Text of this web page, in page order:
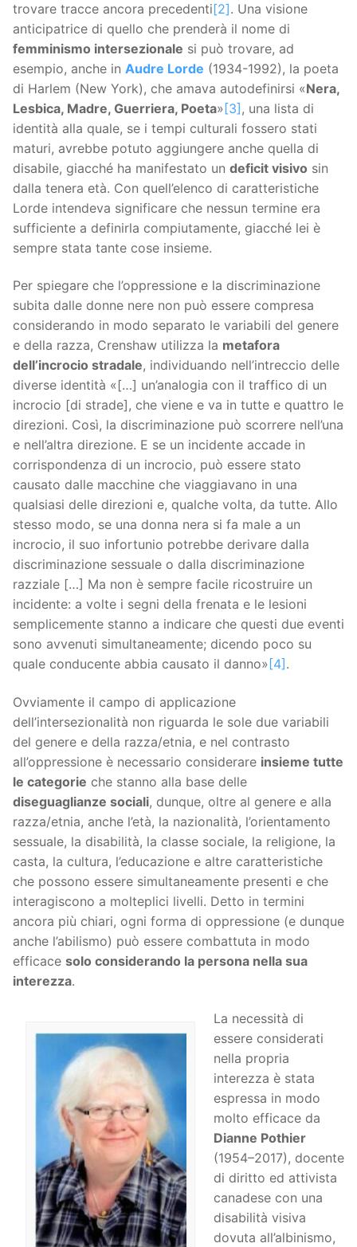
trovare tracce ancora precedenti[2]. Una visione
anticipatrice di quello che prenderà il nome di
femminismo intersezionale si può trovare, ad
esempio, anche in Audre Lorde (1934-1992), la poeta
di Harlem (New York), che amava autodefinirsi «Nera,
Lesbica, Madre, Guerriera, Poeta»[3], una lista di
identità alla quale, se i tempi culturali fossero stati
maturi, avrebbe potuto aggiungere anche quella di
disabile, giacché ha manifestato un deficit visivo sin
dalla tenera età. Con quell’elenco di caratteristiche
Lorde intendeva significare che nessun termine era
sufficiente a definirla compiutamente, giacché lei è
sempre stata tante cose insieme.
Per spiegare che l’oppressione e la discriminazione
subita dalle donne nere non può essere compresa
considerando in modo separato le variabili del genere
e della razza, Crenshaw utilizza la metafora
dell’incrocio stradale, individuando nell’intreccio delle
diverse identità «[…] un’analogia con il traffico di un
incrocio [di strade], che viene e va in tutte e quattro le
direzioni. Così, la discriminazione può scorrere nell’una
e nell’altra direzione. E se un incidente accade in
corrispondenza di un incrocio, può essere stato
causato dalle macchine che viaggiavano in una
qualsiasi delle direzioni e, qualche volta, da tutte. Allo
stesso modo, se una donna nera si fa male a un
incrocio, il suo infortunio potrebbe derivare dalla
discriminazione sessuale o dalla discriminazione
razziale […] Ma non è sempre facile ricostruire un
incidente: a volte i segni della frenata e le lesioni
semplicemente stanno a indicare che questi due eventi
sono avvenuti simultaneamente; dicendo poco su
quale conducente abbia causato il danno» [4] .
Ovviamente il campo di applicazione
dell’intersezionalità non riguarda le sole due variabili
del genere e della razza/etnia, e nel contrasto
all’oppressione è necessario considerare insieme tutte
le categorie che stanno alla base delle
diseguaglianze sociali, dunque, oltre al genere e alla
razza/etnia, anche l’età, la nazionalità, l’orientamento
sessuale, la disabilità, la classe sociale, la religione, la
casta, la cultura, l’educazione e altre caratteristiche
che possono essere simultaneamente presenti e che
interagiscono a molteplici livelli. Detto in termini
ancora più chiari, ogni forma di oppressione (e dunque
anche l’abilismo) può essere combattuta in modo
efficace solo considerando la persona nella sua
interezza.
La necessità di
essere considerati
nella propria
interezza è stata
espressa in modo
molto efficace da
Dianne Pothier
(1954–2017), docente
di diritto ed attivista
canadese con una
disabilità visiva
dovuta all’albinismo,